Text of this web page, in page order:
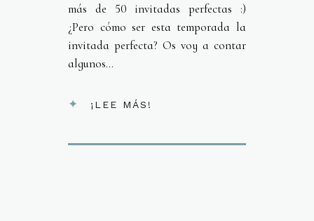
más de 50 invitadas perfectas :)
¿Pero cómo ser esta temporada la
invitada perfecta? Os voy a contar
algunos...
¡LEE MÁS!